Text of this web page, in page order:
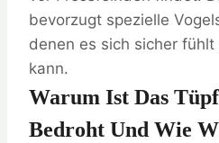
bevorzugt spezielle
denen es sich sicher
kann.
Warum Ist Das
Bedroht Und Wie